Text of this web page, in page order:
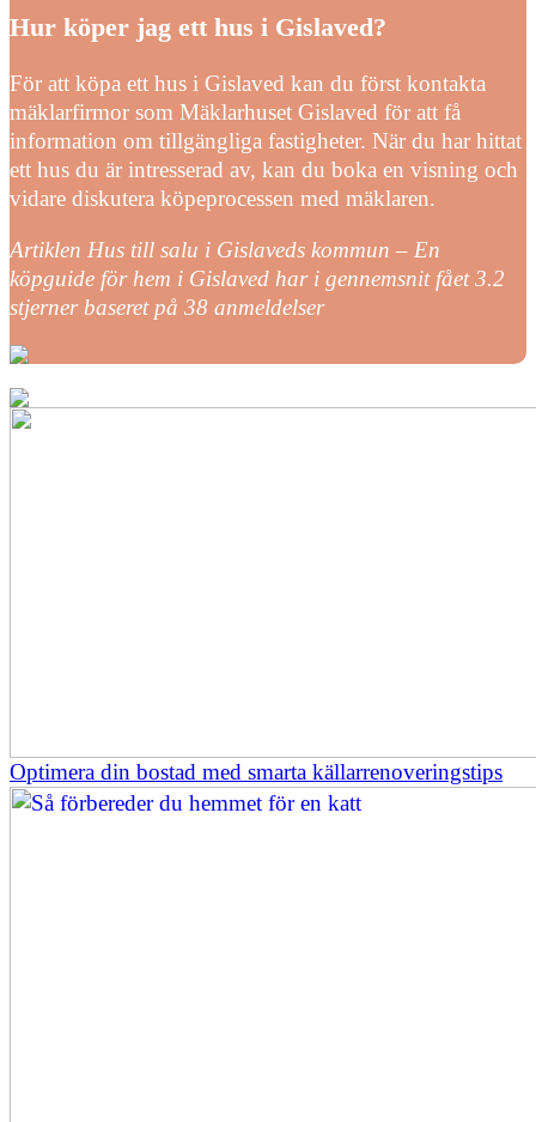
Hur köper jag ett hus i Gislaved?
För att köpa ett hus i Gislaved kan du först kontakta
mäklarfirmor som Mäklarhuset Gislaved för att få
information om tillgängliga fastigheter. När du har hittat
ett hus du är intresserad av, kan du boka en visning och
vidare diskutera köpeprocessen med mäklaren.
Artiklen Hus till salu i Gislaveds kommun – En
köpguide för hem i Gislaved har i gennemsnit fået3.2
stjerner baseret på 38 anmeldelser
Optimera din bostad med smarta källarrenoveringstips